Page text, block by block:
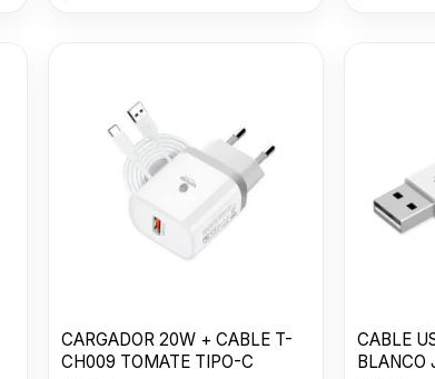
CARGADOR 20W + CABLE T-
CH009 TOMATE TIPO-C
CABLE
BLANCO